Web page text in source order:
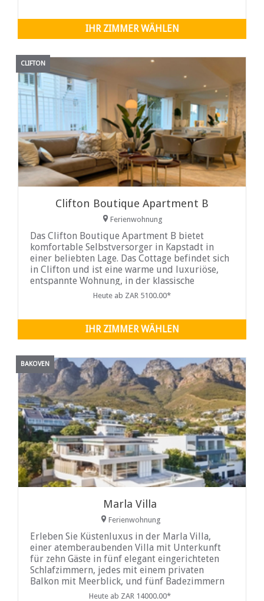
IHR ZIMMER WÄHLEN
CLIFTON
Clifton Boutique Apartment B
Ferienwohnung
Das Clifton Boutique Apartment B bietet
komfortable Selbstversorger in Kapstadt in
einer beliebten Lage. Das Cottage befindet sich
in Clifton und ist eine warme und luxuriöse,
entspannte Wohnung, in der klassische
Architektur nahtlos mit zeitgenössischem
Heute ab ZAR 5100.00*
IHR ZIMMER WÄHLEN
BAKOVEN
Marla Villa
Ferienwohnung
Erleben Sie Küstenluxus in der Marla Villa,
einer atemberaubenden Villa mit Unterkunft
für zehn Gäste in fünf elegant eingerichteten
Schlafzimmern, jedes mit einem privaten
Balkon mit Meerblick, und fünf Badezimmern
für Komfort und Privatsphäre. Verwöhnen Sie
Heute ab ZAR 14000.00*